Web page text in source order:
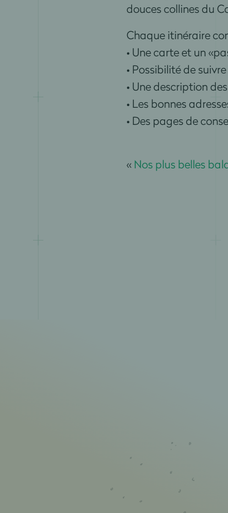
douces collines du
Chaque itinéraire
• Une carte et un
• Possibilité de
• Une description
• Les bonnes
• Des pages de
« Nos plus belles